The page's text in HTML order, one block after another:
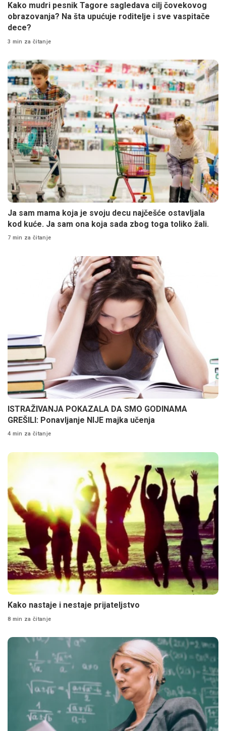
Kako mudri pesnik Tagore sagledava cilj čovekovog
obrazovanja? Na šta upućuje roditelje i sve vaspitače
dece?
3 min za čitanje
Ja sam mama koja je svoju decu najčešće ostavljala
kod kuće. Ja sam ona koja sada zbog toga toliko žali.
7 min za čitanje
ISTRAŽIVANJA POKAZALA DA SMO GODINAMA
GREŠILI: Ponavljanje NIJE majka učenja
4 min za čitanje
Kako nastaje i nestaje prijateljstvo
8 min za čitanje